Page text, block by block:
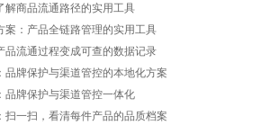
解商品流通路径的实用工具
案：产品全链路管理的实用工具
品流通过程变成可查的数据记录
品牌保护与渠道管控的本地化方案
品牌保护与渠道管控一体化
扫一扫，看清每件产品的品质档案